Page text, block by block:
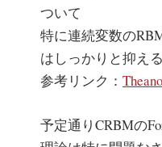
ついて
特に連続変数の
はしっかりと抑え
参考リンク：
予定通りCRBMの